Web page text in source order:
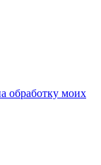
обработку моих